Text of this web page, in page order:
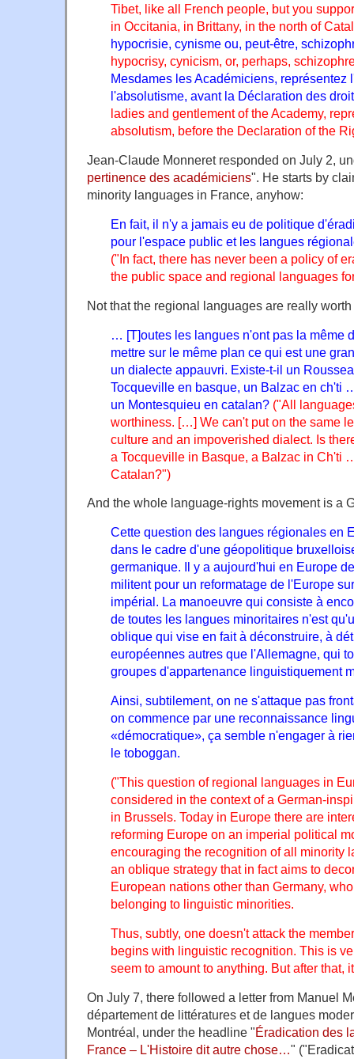
Tibet, like all French people, but you
in Occitania, in Brittany, in the north of
hypocrisie, cynisme ou, peut-être,
hypocrisy, cynicism, or, perhaps,
Mesdames les Académiciens, représentez
l'absolutisme, avant la Déclaration des
ladies and gentlement of the Academy,
absolutism, before the Declaration of the
Jean-Claude Monneret responded on July 2,
pertinence des académiciens". He starts by
minority languages in France, anyhow:
En fait, il n'y a jamais eu de politique
pour l'espace public et les langues
("In fact, there has never been a policy of
the public space and regional languages
Not that the regional languages are really
… [T]outes les langues n'ont pas la même
mettre sur le même plan ce qui est une
un dialecte appauvri. Existe-t-il un
Tocqueville en basque, un Balzac en ch'ti
un Montesquieu en catalan? ("All
worthiness. […] We can't put on the same
culture and an impoverished dialect. Is
a Tocqueville in Basque, a Balzac in Ch'ti
Catalan?")
And the whole language-rights movement is a
Cette question des langues régionales en
dans le cadre d'une géopolitique
germanique. Il y a aujourd'hui en Europe
militent pour un reformatage de l'Europe
impérial. La manoeuvre qui consiste à
de toutes les langues minoritaires n'est
oblique qui vise en fait à déconstruire, à
européennes autres que l'Allemagne, qui
groupes d'appartenance linguistiquement
Ainsi, subtilement, on ne s'attaque pas
on commence par une reconnaissance
«démocratique», ça semble n'engager à
le toboggan.
("This question of regional languages in
considered in the context of a German-
in Brussels. Today in Europe there are
reforming Europe on an imperial political
encouraging the recognition of all minority
an oblique strategy that in fact aims to
European nations other than Germany,
belonging to linguistic minorities.
Thus, subtly, one doesn't attack the
begins with linguistic recognition. This is
seem to amount to anything. But after that,
On July 7, there followed a letter from Manuel
département de littératures et de langues
Montréal, under the headline "Éradication des
France – L'Histoire dit autre chose…"